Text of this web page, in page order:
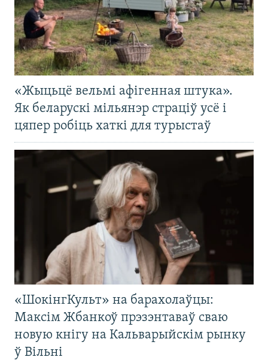
«Жыцьцё вельмі афігенная штука».
Як беларускі мільянэр страціў усё і
цяпер робіць хаткі для турыстаў
«ШокінгКульт» на барахолаўцы:
Максім Жбанкоў прэзэнтаваў сваю
новую кнігу на Кальварыйскім рынку
ў Вільні